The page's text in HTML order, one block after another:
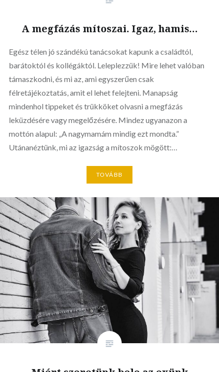
A megfázás mítoszai. Igaz, hamis…
Egész télen jó szándékú tanácsokat kapunk a családtól,
barátoktól és kollégáktól. Leleplezzük! Mire lehet valóban
támaszkodni, és mi az, ami egyszerűen csak
félretájékoztatás, amit el lehet felejteni. Manapság
mindenhol tippeket és trükköket olvasni a megfázás
leküzdésére vagy megelőzésére. Mindez ugyanazon a
mottón alapul: „A nagymamám mindig ezt mondta.”
Utánanéztünk, mi az igazság a mítoszok mögött:…
TOVÁBB